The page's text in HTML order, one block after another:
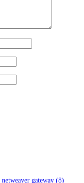
netweaver gateway (8)